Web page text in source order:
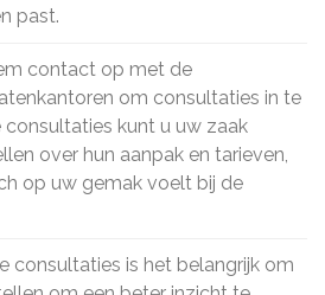
past.
contact op met de
om consultaties in te
consultaties kunt u uw zaak
over hun aanpak en tarieven,
op uw gemak voelt bij de
consultaties is het belangrijk om